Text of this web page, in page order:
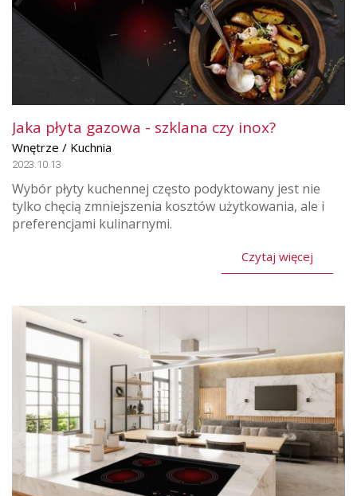
Jaka płyta gazowa - szklana czy inox?
Wnętrze / Kuchnia
2023.10.13
Wybór płyty kuchennej często podyktowany jest nie
tylko chęcią zmniejszenia kosztów użytkowania, ale i
preferencjami kulinarnymi.
Czytaj więcej